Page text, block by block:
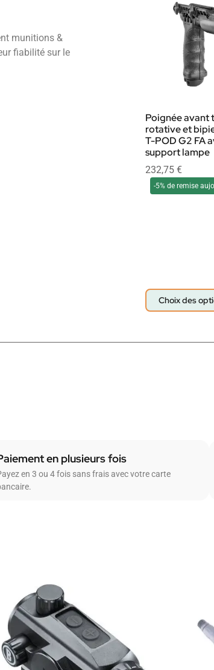
munitions &
fiabilité sur le
Poignée avant
rotative et
T-POD G2 FA
support lampe
232,75 €
-5% de remise
Choix des
en plusieurs fois
en 3 ou 4 fois sans frais avec votre carte